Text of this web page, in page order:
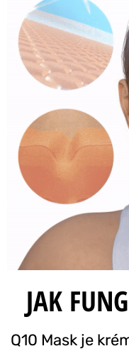
JAK
Q10 Mask je